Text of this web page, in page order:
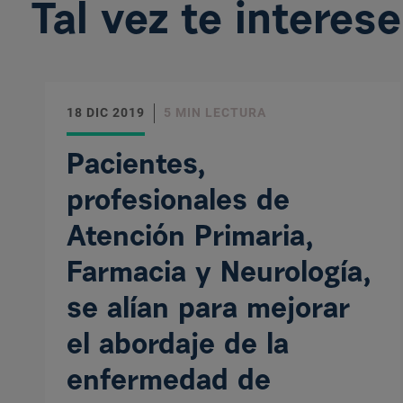
Tal vez te
18 DIC 2019 5 MIN LECTURA
Pacientes,
profesionales de
Atención Primaria,
Farmacia y Neurología,
se alían para mejorar
el abordaje de la
enfermedad de